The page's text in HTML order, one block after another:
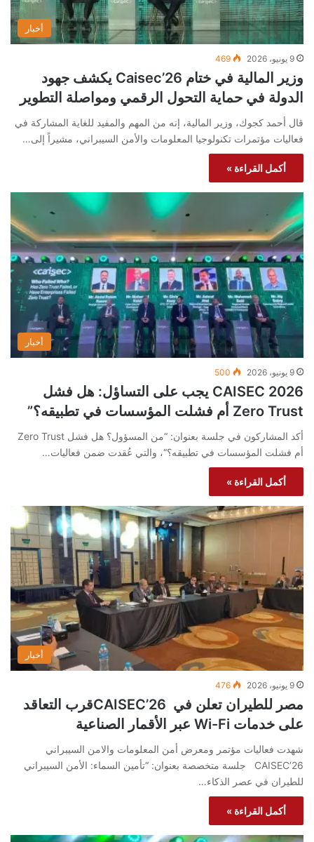
أخبار
9 يونيو، 2026 469
وزير المالية في ختام Caisec’26 يكشف جهود
الدولة في حماية التحول الرقمي ومواصلة التطوير
قال أحمد كجوك، وزير المالية، إنه من المهم والمفيد للغاية المشاركة في
فعاليات مؤتمرات تكنولوجيا المعلومات والأمن السيبراني، مشيراً إلى…
أكمل القراءة »
أخبار
9 يونيو، 2026 500
CAISEC 2026 يجب على التساؤل: هل فشل
Zero Trust أم فشلت المؤسسات في تطبيقه؟”
أكد المشاركون في جلسة بعنوان: “من المسؤول؟ هل فشل Zero Trust
أم فشلت المؤسسات في تطبيقه؟“، والتي عُقدت ضمن فعاليات…
أكمل القراءة »
أخبار
9 يونيو، 2026 476
مصر للطيران تعلن في CAISEC’26قرب التعاقد
على خدمات Wi-Fi عبر الأقمار الصناعية
شهدت فعاليات مؤتمر ومعرض أمن المعلومات والامن السيبراني
CAISEC’26 جلسة متخصصة بعنوان: “تأمين السماء: الأمن السيبراني
للطيران في عصر الذكاء…
أكمل القراءة »